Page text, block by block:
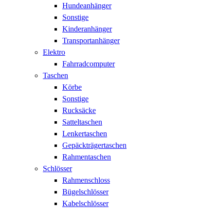
Hundeanhänger
Sonstige
Kinderanhänger
Transportanhänger
Elektro
Fahrradcomputer
Taschen
Körbe
Sonstige
Rucksäcke
Satteltaschen
Lenkertaschen
Gepäckträgertaschen
Rahmentaschen
Schlösser
Rahmenschloss
Bügelschlösser
Kabelschlösser